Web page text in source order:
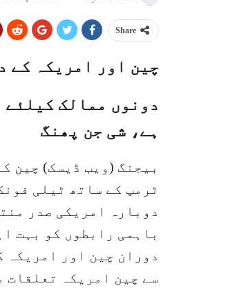
Share
چین اور امریکہ کے
دونوں ممالک کیلئے
ہے، شی جن پھنگ
بیجنگ (ویب ڈیسک) چین
ٹرمپ کے ساتھ ٹیلی
دوبارہ امریکی صدر
باہمی رابطوں کو بہت
دوران چین اور امریکہ
سے چین امریکہ تعلقات